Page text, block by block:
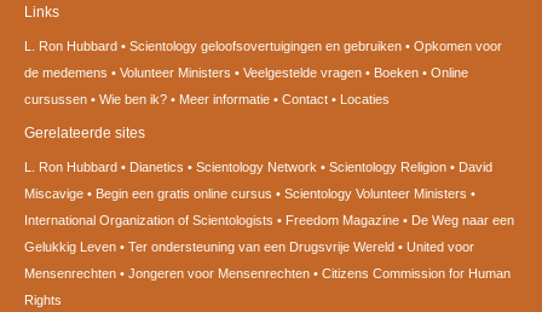
Links
L. Ron Hubbard Scientology geloofsovertuigingen en gebruiken
Opkomen voor
de medemens
Volunteer Ministers Veelgestelde vragen Boeken
Online
cursussen
Wie ben ik? Meer informatie Contact Locaties
Gerelateerde sites
L. Ron Hubbard Dianetics Scientology Network Scientology Religion
David
Miscavige
Begin een gratis online cursus
Scientology Volunteer Ministers
International Organization of Scientologists
Freedom Magazine
De Weg naar een
Gelukkig Leven
Ter ondersteuning van een Drugsvrije Wereld
United voor
Mensenrechten
Jongeren voor Mensenrechten
Citizens Commission for Human
Rights